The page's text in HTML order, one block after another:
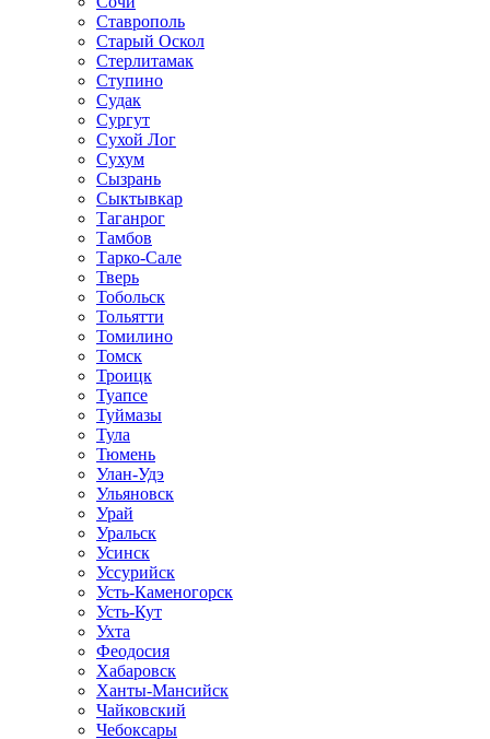
Ставрополь
Старый Оскол
Стерлитамак
Ступино
Судак
Сургут
Сухой Лог
Сухум
Сызрань
Сыктывкар
Таганрог
Тамбов
Тарко-Сале
Тверь
Тобольск
Тольятти
Томилино
Томск
Троицк
Туапсе
Туймазы
Тула
Тюмень
Улан-Удэ
Ульяновск
Урай
Уральск
Усинск
Уссурийск
Усть-Каменогорск
Усть-Кут
Ухта
Феодосия
Хабаровск
Ханты-Мансийск
Чайковский
Чебоксары